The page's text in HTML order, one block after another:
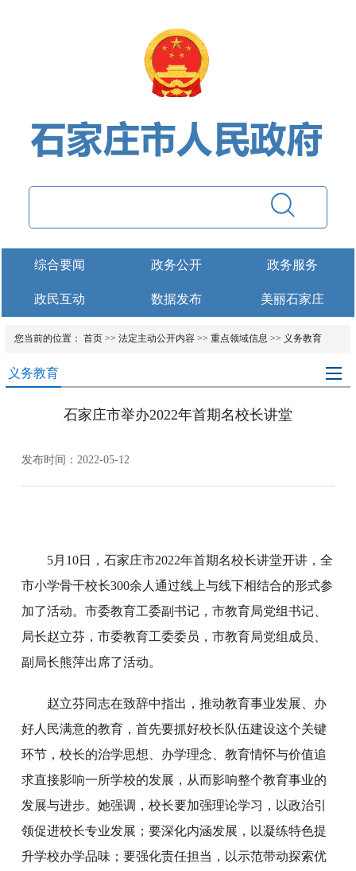
综合要闻 政务公开 政务服务
政民互动 数据发布 美丽石家庄
您当前的位置： 首页 >> 法定主动公开内容>> 重点领域信息 >> 义务教育
义务教育
石家庄市举办2022年首期名校长讲堂
发布时间：2022-05-12
5月10日，石家庄市2022年首期名校长讲堂开讲，全
市小学骨干校长300余人通过线上与线下相结合的形式参
加了活动。市委教育工委副书记，市教育局党组书记、
局长赵立芬，市委教育工委委员，市教育局党组成员、
副局长熊萍出席了活动。
赵立芬同志在致辞中指出，推动教育事业发展、办
好人民满意的教育，首先要抓好校长队伍建设这个关键
环节，校长的治学思想、办学理念、教育情怀与价值追
求直接影响一所学校的发展，从而影响整个教育事业的
发展与进步。她强调，校长要加强理论学习，以政治引
领促进校长专业发展；要深化内涵发展，以凝练特色提
升学校办学品味；要强化责任担当，以示范带动探索优